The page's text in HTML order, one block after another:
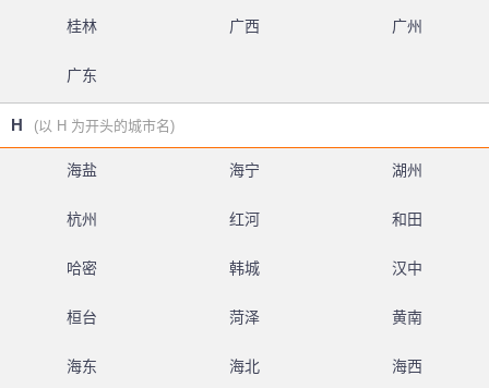
桂林 广西 广州
广东
H (以 H 为开头的城市名)
海盐 海宁 湖州
杭州 红河 和田
哈密 韩城 汉中
桓台 菏泽 黄南
海东 海北 海西